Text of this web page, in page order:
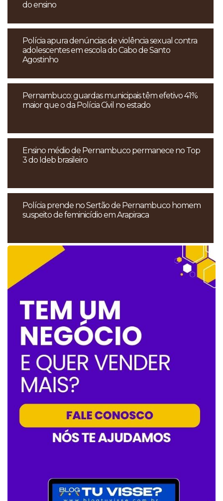
do ensino
Polícia apura denúncias de violência sexual contra
adolescentes em escola do Cabo de Santo
Agostinho
Pernambuco: guardas municipais têm efetivo 41%
maior que o da Polícia Civil no estado
Ensino médio de Pernambuco permanece no Top
3 do Ideb brasileiro
Polícia prende no Sertão de Pernambuco homem
suspeito de feminicídio em Arapiraca